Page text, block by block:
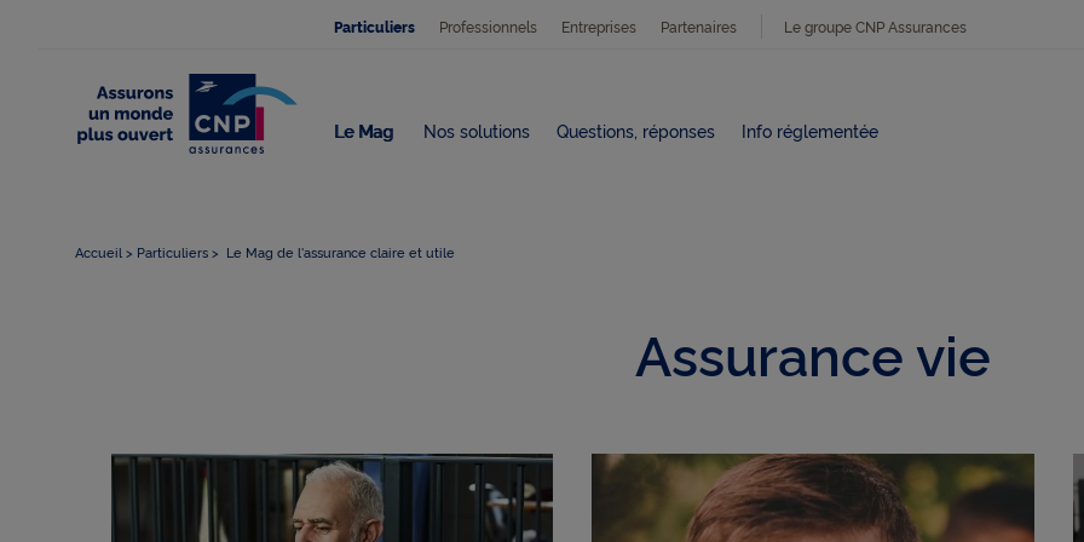
Particuliers Professionnels Entreprises Partenaires Le groupe CNP Assurances
Le Mag Nos solutions Questions, réponses Info réglementée
Accueil Particuliers Le Mag de l'assurance claire et utile
Assurance vie